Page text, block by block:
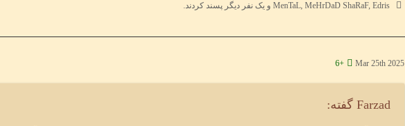
MenTaL, MeHrDaD ShaRaF, Edris و یک نفر دیگر پسند کردند.
Mar 25th 2025
+6
Farzad گفته: